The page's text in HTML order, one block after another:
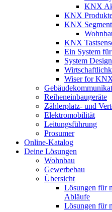
KNX
KNX
KNX
KNX
Ein System
System Design
Wiser for
Reiheneinbaugeräte
Zählerplatz- und
Elektromobilität
Leitungsführung
Prosumer
Online-Katalog
Deine Lösungen
Wohnbau
Gewerbebau
Übersicht
Lösungen für
Abläufe
Lösungen für